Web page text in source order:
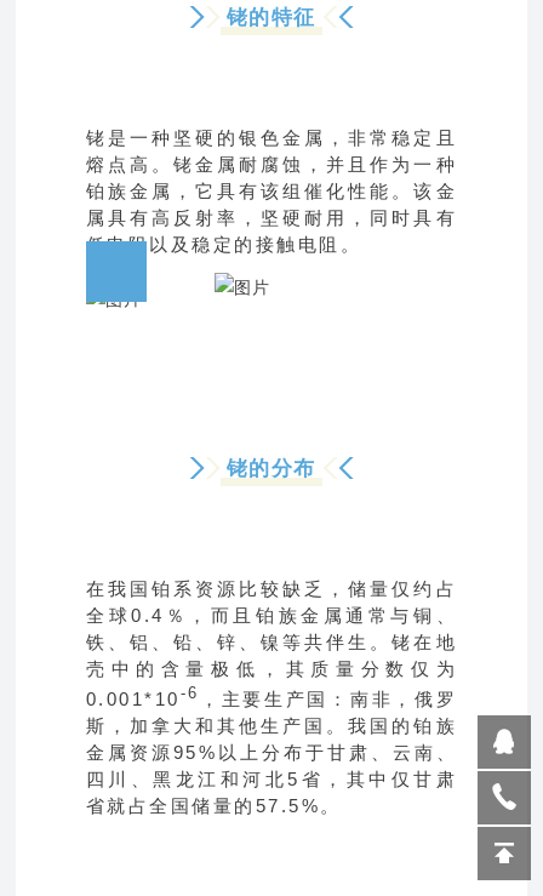
铑的特征
铑是一种坚硬的银色金属，非常稳定且
熔点高。铑金属耐腐蚀，并且作为一种
铂族金属，它具有该组催化性能。该金
属具有高反射率，坚硬耐用，同时具有
低电阻以及稳定的接触电阻。
铑的分布
在我国铂系资源比较缺乏，储量仅约占
全球0.4％，而且铂族金属通常与铜、
铁、铝、铅、锌、镍等共伴生。铑在地
壳中的含量极低，其质量分数仅为
0.001*10 -6
，主要生产国：南非，俄罗
斯，加拿大和其他生产国。我国的铂族
金属资源95%以上分布于甘肃、云南、
四川、黑龙江和河北5省，其中仅甘肃
省就占全国储量的57.5%。